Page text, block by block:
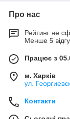
Про нас
Рейтинг не
Менше 5
Працює з
м. Харків
ул.
Контакти